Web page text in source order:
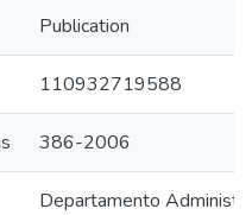
Publication
110932719588
386-2006
Departamento